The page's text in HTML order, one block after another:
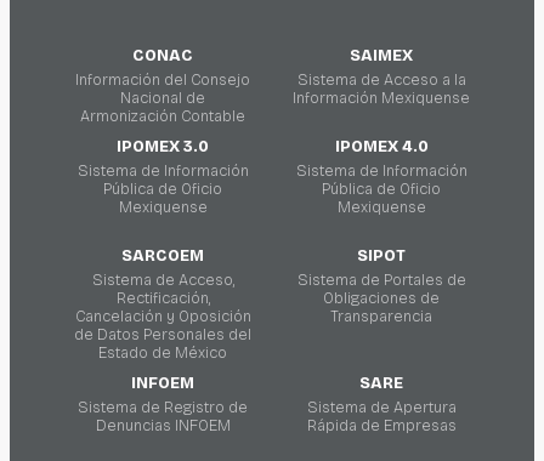
CONAC
Información del Consejo
Nacional de
Armonización Contable
SAIMEX
Sistema de Acceso a la
Información Mexiquense
IPOMEX 3.0
Sistema de Información
Pública de Oficio
Mexiquense
IPOMEX 4.0
Sistema de Información
Pública de Oficio
Mexiquense
SARCOEM
Sistema de Acceso,
Rectificación,
Cancelación y Oposición
de Datos Personales del
Estado de México
SIPOT
Sistema de Portales de
Obligaciones de
Transparencia
INFOEM
Sistema de Registro de
Denuncias INFOEM
SARE
Sistema de Apertura
Rápida de Empresas